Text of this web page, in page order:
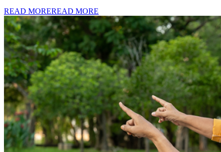
READ MOREREAD MORE